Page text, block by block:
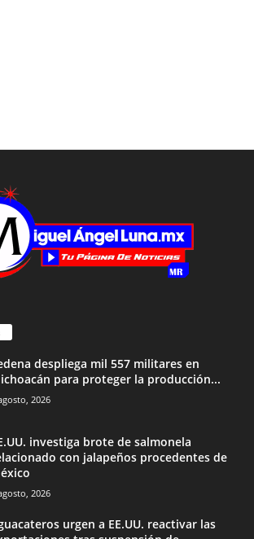
despliega mil 557 militares en
para proteger la producción...
2026
investiga brote de salmonela
con jalapeños procedentes de
2026
urgen a EE.UU. reactivar las